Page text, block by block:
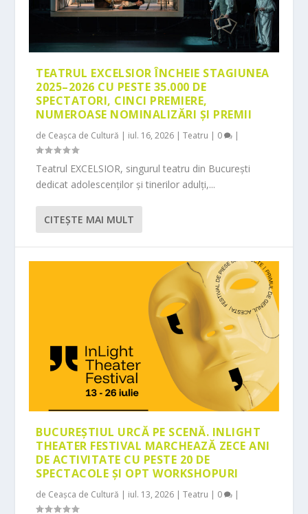
TEATRUL EXCELSIOR ÎNCHEIE STAGIUNEA
2025–2026 CU PESTE 35.000 DE
SPECTATORI, CINCI PREMIERE,
NUMEROASE NOMINALIZĂRI ȘI PREMII
de Ceașca de Cultură | iul. 16, 2026 |Teatru | 0 |
Teatrul EXCELSIOR, singurul teatru din București
dedicat adolescenților și tinerilor adulți,...
CITEŞTE MAI MULT
BUCUREȘTIUL URCĂ PE SCENĂ. INLIGHT
THEATER FESTIVAL MARCHEAZĂ ZECE ANI
DE ACTIVITATE CU PESTE 20 DE
SPECTACOLE ȘI OPT WORKSHOPURI
de Ceașca de Cultură | iul. 13, 2026 |Teatru | 0 |